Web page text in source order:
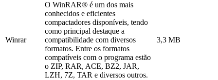
Winrar
O WinRAR® é um dos mais
conhecidos e eficientes
compactadores disponíveis, tendo
como principal destaque a
compatibilidade com diversos
formatos. Entre os formatos
compatíveis com o programa estão
o ZIP, RAR, ACE, BZ2, JAR,
LZH, 7Z, TAR e diversos outros.
3,3 MB